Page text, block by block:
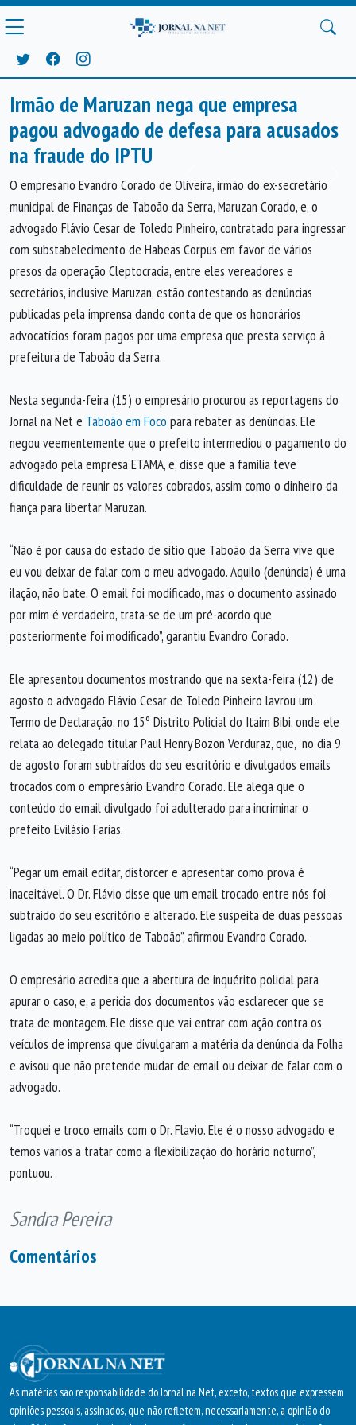
Irmão de Maruzan nega que empresa
pagou advogado de defesa para acusados
na fraude do IPTU
Anterior
O empresário Evandro Corado de Oliveira, irmão do ex-secretário
municipal de Finanças de Taboão da Serra, Maruzan Corado, e, o
advogado Flávio Cesar de Toledo Pinheiro, contratado para ingressar
com substabelecimento de Habeas Corpus em favor de vários
presos da operação Cleptocracia, entre eles vereadores e
secretários, inclusive Maruzan, estão contestando as denúncias
publicadas pela imprensa dando conta de que os honorários
advocatícios foram pagos por uma empresa que presta serviço à
prefeitura de Taboão da Serra.
Nesta segunda-feira (15) o empresário procurou as reportagens do
Jornal na Net e Taboão em Foco para rebater as denúncias. Ele
negou veementemente que o prefeito intermediou o pagamento do
advogado pela empresa ETAMA, e, disse que a família teve
dificuldade de reunir os valores cobrados, assim como o dinheiro da
fiança para libertar Maruzan.
“Não é por causa do estado de sítio que Taboão da Serra vive que
eu vou deixar de falar com o meu advogado. Aquilo (denúncia) é uma
ilação, não bate. O email foi modificado, mas o documento assinado
por mim é verdadeiro, trata-se de um pré-acordo que
posteriormente foi modificado”, garantiu Evandro Corado.
Ele apresentou documentos mostrando que na sexta-feira (12) de
agosto o advogado Flávio Cesar de Toledo Pinheiro lavrou um
Termo de Declaração, no 15º Distrito Policial do Itaim Bibi, onde ele
relata ao delegado titular Paul Henry Bozon Verduraz, que, no dia 9
de agosto foram subtraídos do seu escritório e divulgados emails
trocados com o empresário Evandro Corado. Ele alega que o
conteúdo do email divulgado foi adulterado para incriminar o
prefeito Evilásio Farias.
“Pegar um email editar, distorcer e apresentar como prova é
inaceitável. O Dr. Flávio disse que um email trocado entre nós foi
subtraído do seu escritório e alterado. Ele suspeita de duas pessoas
ligadas ao meio político de Taboão”, afirmou Evandro Corado.
O empresário acredita que a abertura de inquérito policial para
apurar o caso, e, a perícia dos documentos vão esclarecer que se
trata de montagem. Ele disse que vai entrar com ação contra os
veículos de imprensa que divulgaram a matéria da denúncia da Folha
e avisou que não pretende mudar de email ou deixar de falar com o
advogado.
“Troquei e troco emails com o Dr. Flavio. Ele é o nosso advogado e
temos vários a tratar como a flexibilização do horário noturno”,
pontuou.
Sandra Pereira
Comentários
As matérias são responsabilidade do Jornal na Net, exceto, textos que expressem
opiniões pessoais, assinados, que não refletem, necessariamente, a opinião do